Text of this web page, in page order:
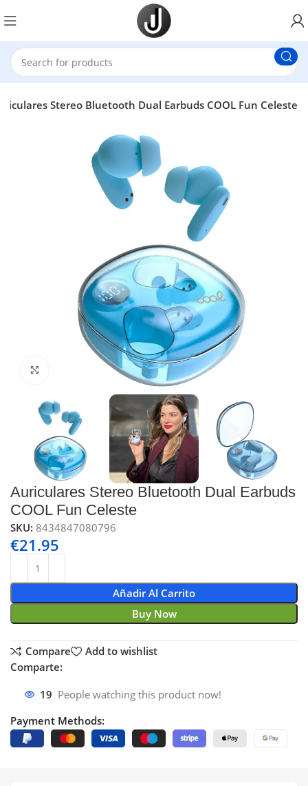
Stereo Bluetooth Dual Earbuds COOL Fun Celeste
Click to enlarge
Auriculares Stereo Bluetooth Dual Earbuds
COOL Fun Celeste
SKU:8434847080796
€21.95
Añadir Al Carrito
Buy Now
Compare
Add to wishlist
Comparte:
19 People watching this product now!
Payment Methods: